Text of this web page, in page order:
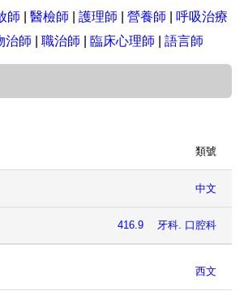
師 醫檢師 護理師 營養師
呼吸治療
治師 職治師 臨床心理師 語言師
類號
中文
416.9 牙科. 口腔科
西文